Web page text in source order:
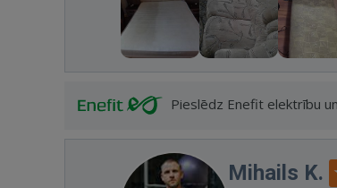
Pieslēdz Enefit elektrību
Mihails K.